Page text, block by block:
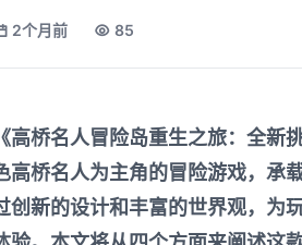
2个月前 85
《高桥名人冒险岛重生之旅：全新
高桥名人为主角的冒险游戏，承
创新的设计和丰富的世界观，为